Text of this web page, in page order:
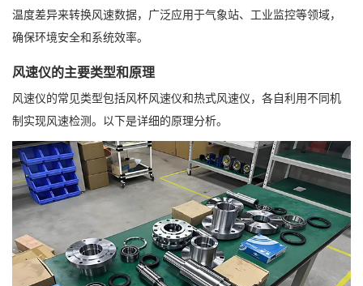
温度差异来转换风速数据，广泛应用于气象站、工业监控等领域，
确保环境安全和系统效率。
风速仪的主要类型和原理
风速仪的常见类型包括风杯风速仪和热式风速仪，各自利用不同机
制实现风速检测。以下是详细的原理分析。